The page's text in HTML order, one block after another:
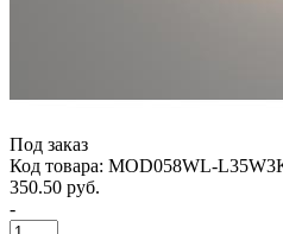
Под заказ
Код товара: MOD058WL-
350.50 руб.
-